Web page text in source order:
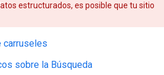
estructurados, es posible que tu sitio
carruseles
sobre la Búsqueda